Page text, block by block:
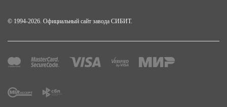
© 1994-2026. Официальный сайт завода СИБИТ.